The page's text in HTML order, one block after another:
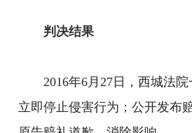
判决结果
2016年6月27日，西城法院
立即停止侵害行为；公开发布